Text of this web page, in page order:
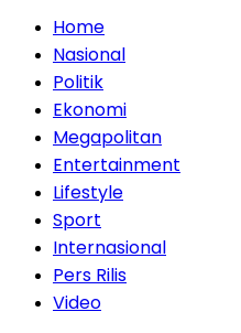
Home
Nasional
Politik
Ekonomi
Megapolitan
Entertainment
Lifestyle
Sport
Internasional
Pers Rilis
Video